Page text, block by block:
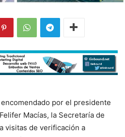
por el presidente
Macías, la Secretaría de
visitas de verificación a